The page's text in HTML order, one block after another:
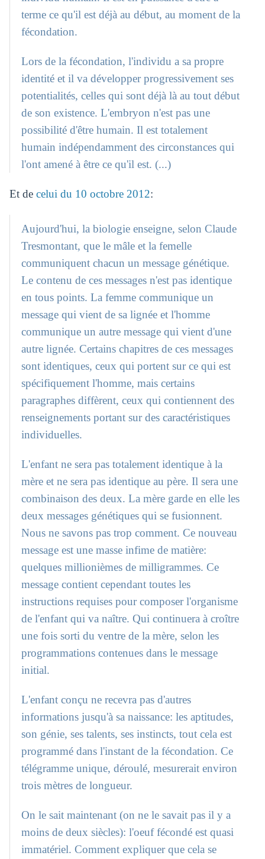
terme ce qu'il est déjà au début, au moment de la
fécondation.
Lors de la fécondation, l'individu a sa propre
identité et il va développer progressivement ses
potentialités, celles qui sont déjà là au tout début
de son existence. L'embryon n'est pas une
possibilité d'être humain. Il est totalement
humain indépendamment des circonstances qui
l'ont amené à être ce qu'il est. (...)
Et de celui du 10 octobre 2012:
Aujourd'hui, la biologie enseigne, selon Claude
Tresmontant, que le mâle et la femelle
communiquent chacun un message génétique.
Le contenu de ces messages n'est pas identique
en tous points. La femme communique un
message qui vient de sa lignée et l'homme
communique un autre message qui vient d'une
autre lignée. Certains chapitres de ces messages
sont identiques, ceux qui portent sur ce qui est
spécifiquement l'homme, mais certains
paragraphes diffèrent, ceux qui contiennent des
renseignements portant sur des caractéristiques
individuelles.
L'enfant ne sera pas totalement identique à la
mère et ne sera pas identique au père. Il sera une
combinaison des deux. La mère garde en elle les
deux messages génétiques qui se fusionnent.
Nous ne savons pas trop comment. Ce nouveau
message est une masse infime de matière:
quelques millionièmes de milligrammes. Ce
message contient cependant toutes les
instructions requises pour composer l'organisme
de l'enfant qui va naître. Qui continuera à croître
une fois sorti du ventre de la mère, selon les
programmations contenues dans le message
initial.
L'enfant conçu ne recevra pas d'autres
informations jusqu'à sa naissance: les aptitudes,
son génie, ses talents, ses instincts, tout cela est
programmé dans l'instant de la fécondation. Ce
télégramme unique, déroulé, mesurerait environ
trois mètres de longueur.
On le sait maintenant (on ne le savait pas il y a
moins de deux siècles): l'oeuf fécondé est quasi
immatériel. Comment expliquer que cela se